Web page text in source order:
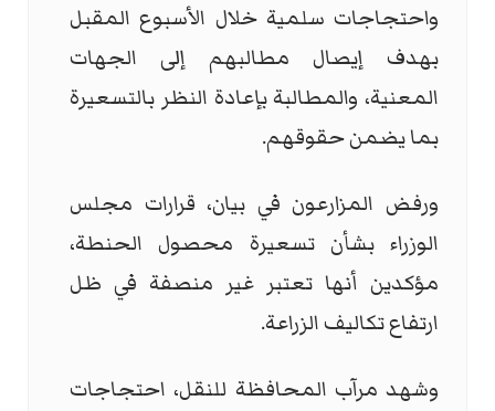
واحتجاجات سلمية خلال الأسبوع المقبل
بهدف إيصال مطالبهم إلى الجهات
المعنية، والمطالبة بإعادة النظر بالتسعيرة
بما يضمن حقوقهم.
ورفض المزارعون في بيان، قرارات مجلس
الوزراء بشأن تسعيرة محصول الحنطة،
مؤكدين أنها تعتبر غير منصفة في ظل
ارتفاع تكاليف الزراعة.
وشهد مرآب المحافظة للنقل، احتجاجات